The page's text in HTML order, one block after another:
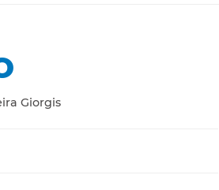
Giorgis